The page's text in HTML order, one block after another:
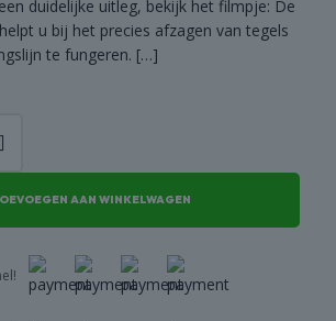
duidelijke uitleg, bekijk het filmpje: De
u bij het precies afzagen van tegels
te fungeren. […]
AAN WINKELWAGEN